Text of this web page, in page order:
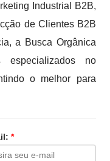
Industrial B2B,
de Clientes B2B
a Busca Orgânica
especializados no
o melhor para
*